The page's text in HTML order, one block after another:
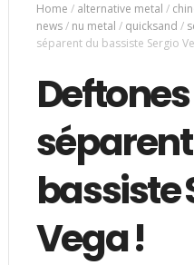
Home / alternative metal /
news/ nu metal / quicksand /
séparent du bassiste Sergio
bassiste
Vega !